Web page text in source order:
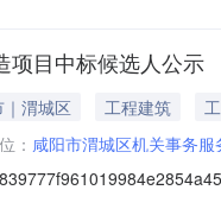
项目中标候选人公示
渭城区 工程建筑
： 咸阳市渭城区机关事务服